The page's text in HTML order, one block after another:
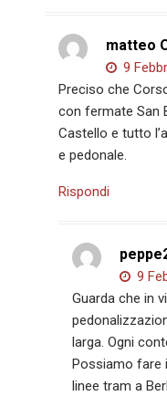
matteo
9
Preciso che
con fermate San
Castello e tutto
e pedonale.
Rispondi
9
Guarda che in
larga. Ogni
Possiamo fare
linee tram a